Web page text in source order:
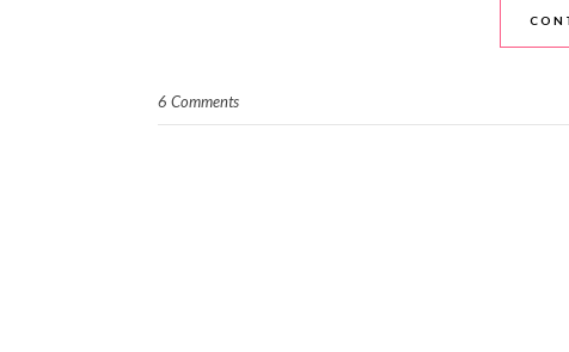
6 Comments